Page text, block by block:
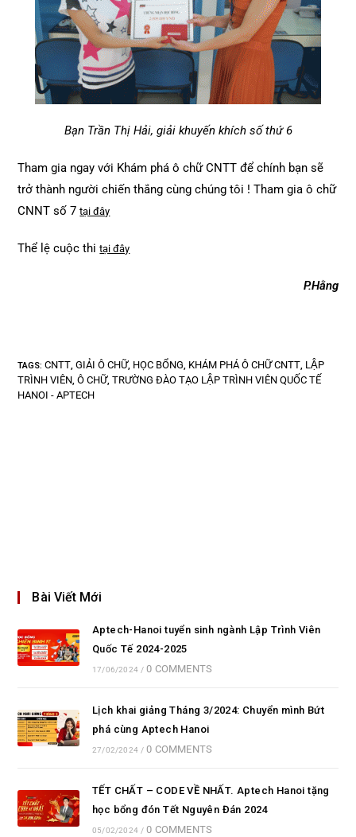
Bạn Trần Thị Hải, giải khuyến khích số thứ 6
Tham gia ngay với Khám phá ô chữ CNTT để chính bạn sẽ
trở thành người chiến thắng cùng chúng tôi ! Tham gia ô chữ
CNNT số 7tại đây
Thể lệ cuộc thitại đây
P.Hằng
TAGS:CNTT, GIẢI Ô CHỮ, HỌC BỔNG, KHÁM PHÁ Ô CHỮ CNTT, LẬP
TRÌNH VIÊN, Ô CHỮ, TRƯỜNG ĐÀO TẠO LẬP TRÌNH VIÊN QUỐC TẾ
HANOI - APTECH
Bài Viết Mới
Aptech-Hanoi tuyển sinh ngành Lập Trình Viên
Quốc Tế 2024-2025
17/06/2024 / 0 COMMENTS
Lịch khai giảng Tháng 3/2024: Chuyển mình Bứt
phá cùng Aptech Hanoi
27/02/2024 / 0 COMMENTS
TẾT CHẤT – CODE VỀ NHẤT. Aptech Hanoi tặng
học bổng đón Tết Nguyên Đán 2024
05/02/2024 / 0 COMMENTS